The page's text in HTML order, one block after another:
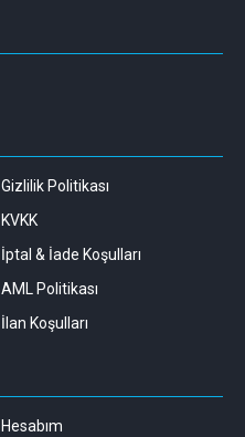
Gizlilik Politikası
KVKK
İptal & İade Koşulları
AML Politikası
İlan Koşulları
Hesabım